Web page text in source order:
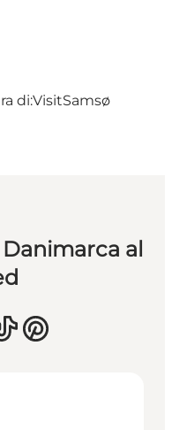
di:VisitSamsø
al